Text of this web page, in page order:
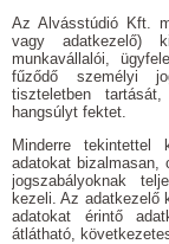
Az Alvásstúdió Kft.
vagy adatkezelő)
munkavállalói,
fűződő személyi
tiszteletben
hangsúlyt fektet.
Minderre
adatokat bizalmasan,
jogszabályoknak
kezeli. Az adatkezelő
adatokat érintő
átlátható,